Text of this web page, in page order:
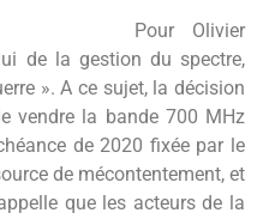
Pour Olivier
de la gestion du spectre,
». A ce sujet, la décision
vendre la bande 700 MHz
de 2020 fixée par le
de mécontentement, et
que les acteurs de la